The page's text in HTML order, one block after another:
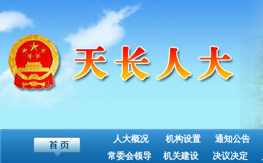
人大概况 机构设置
通知公告
常委会领导
机关建设 决议决定